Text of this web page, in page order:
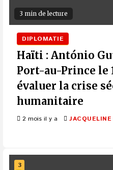
3 min de lecture
DIPLOMATIE
Haïti : António
Port-au-Prince le
évaluer la crise
humanitaire
2 mois il y a
3